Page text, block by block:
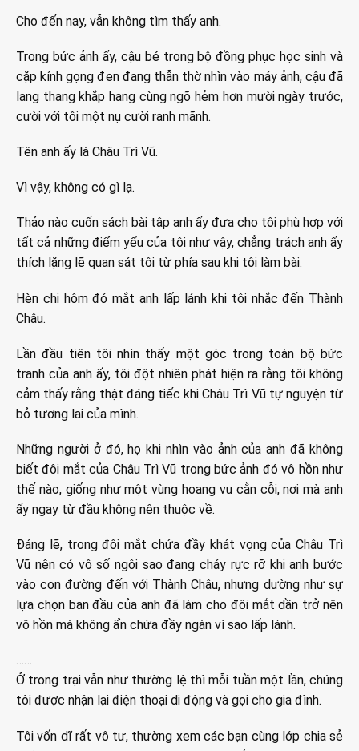
Cho đến nay, vẫn không tìm thấy anh.
Trong bức ảnh ấy, cậu bé trong bộ đồng phục học sinh và
cặp kính gọng đen đang thẫn thờ nhìn vào máy ảnh, cậu đã
lang thang khắp hang cùng ngõ hẻm hơn mười ngày trước,
cười với tôi một nụ cười ranh mãnh.
Tên anh ấy là Châu Trì Vũ.
Vì vậy, không có gì lạ.
Thảo nào cuốn sách bài tập anh ấy đưa cho tôi phù hợp với
tất cả những điểm yếu của tôi như vậy, chẳng trách anh ấy
thích lặng lẽ quan sát tôi từ phía sau khi tôi làm bài.
Hèn chi hôm đó mắt anh lấp lánh khi tôi nhắc đến Thành
Châu.
Lần đầu tiên tôi nhìn thấy một góc trong toàn bộ bức
tranh của anh ấy, tôi đột nhiên phát hiện ra rằng tôi không
cảm thấy rằng thật đáng tiếc khi Châu Trì Vũ tự nguyện từ
bỏ tương lai của mình.
Những người ở đó, họ khi nhìn vào ảnh của anh đã không
biết đôi mắt của Châu Trì Vũ trong bức ảnh đó vô hồn như
thế nào, giống như một vùng hoang vu cằn cỗi, nơi mà anh
ấy ngay từ đầu không nên thuộc về.
Đáng lẽ, trong đôi mắt chứa đầy khát vọng của Châu Trì
Vũ nên có vô số ngôi sao đang cháy rực rỡ khi anh bước
vào con đường đến với Thành Châu, nhưng dường như sự
lựa chọn ban đầu của anh đã làm cho đôi mắt dần trở nên
vô hồn mà không ẩn chứa đầy ngàn vì sao lấp lánh.
……
Ở trong trại vẫn như thường lệ thì mỗi tuần một lần, chúng
tôi được nhận lại điện thoại di động và gọi cho gia đình.
Tôi vốn dĩ rất vô tư, thường xem các bạn cùng lớp chia sẻ